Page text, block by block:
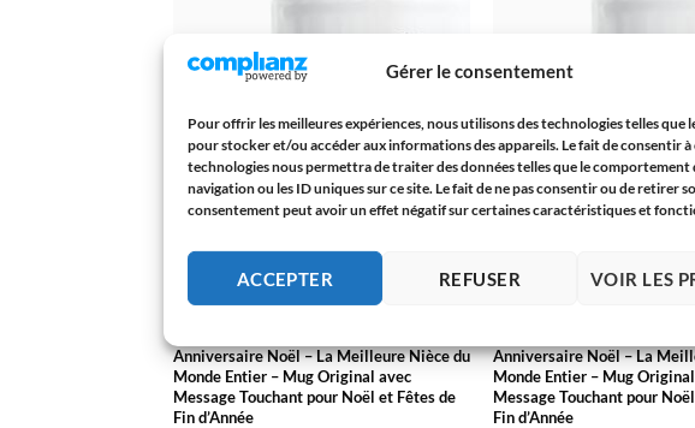
Gérer le consentement
Pour offrir les meilleures expériences, nous utilisons des technologies telles que
pour stocker et/ou accéder aux informations des appareils. Le fait de consentir à
technologies nous permettra de traiter des données telles que le comportement
navigation ou les ID uniques sur ce site. Le fait de ne pas consentir ou de retirer
consentement peut avoir un effet négatif sur certaines caractéristiques et
ACCEPTER REFUSER VOIR LES
D’ENVIES
Anniversaire Noël – La Meilleure Nièce du
Monde Entier – Mug Original avec
Message Touchant pour Noël et Fêtes de
Fin d’Année
Anniversaire Noël – La
Monde Entier – Mug
Message Touchant pour
Fin d’Année